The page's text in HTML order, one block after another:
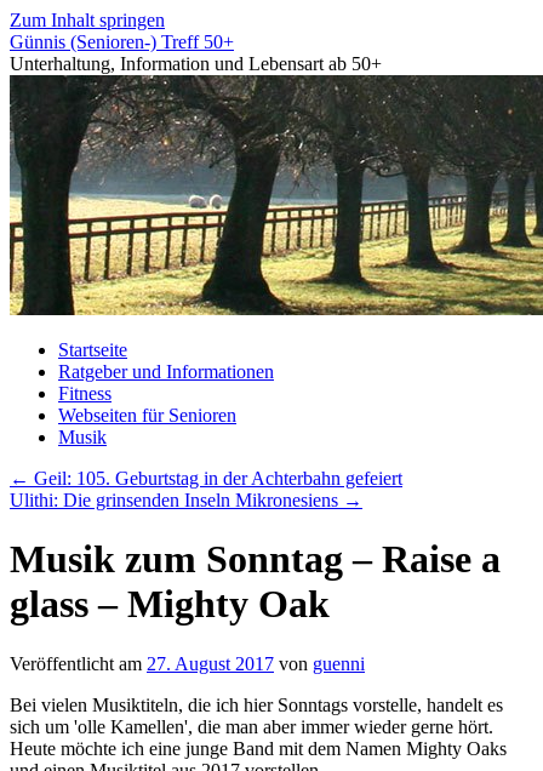
Zum Inhalt springen
Günnis (Senioren-) Treff 50+
Unterhaltung, Information und Lebensart ab 50+
Startseite
Ratgeber und Informationen
Fitness
Webseiten für Senioren
Musik
← Geil: 105. Geburtstag in der Achterbahn gefeiert
Ulithi: Die grinsenden Inseln Mikronesiens →
Musik zum Sonntag – Raise a
glass – Mighty Oak
Veröffentlicht am 27. August 2017 von guenni
Bei vielen Musiktiteln, die ich hier Sonntags vorstelle, handelt es
sich um 'olle Kamellen', die man aber immer wieder gerne hört.
Heute möchte ich eine junge Band mit dem Namen Mighty Oaks